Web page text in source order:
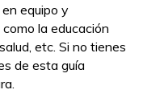
equipo y
la educación
etc. Si no tienes
de esta guía